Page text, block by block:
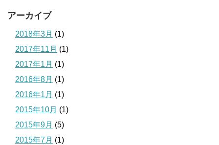
アーカイブ
2018年3月 (1)
2017年11月 (1)
2017年1月 (1)
2016年8月 (1)
2016年1月 (1)
2015年10月 (1)
2015年9月 (5)
2015年7月 (1)